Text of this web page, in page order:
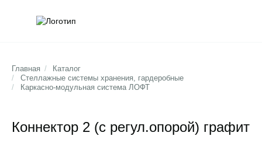
Главная /
Каталог
/
Стеллажные системы хранения, гардеробные
/
Каркасно-модульная система ЛОФТ
Коннектор 2 (с регул.опорой) графит